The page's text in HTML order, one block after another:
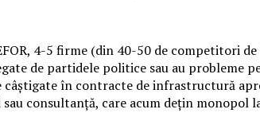
4-5 firme (din 40-50 de competitori
de partidele politice sau au probleme
câștigate în contracte de infrastructură
consultanță, care acum dețin monopol